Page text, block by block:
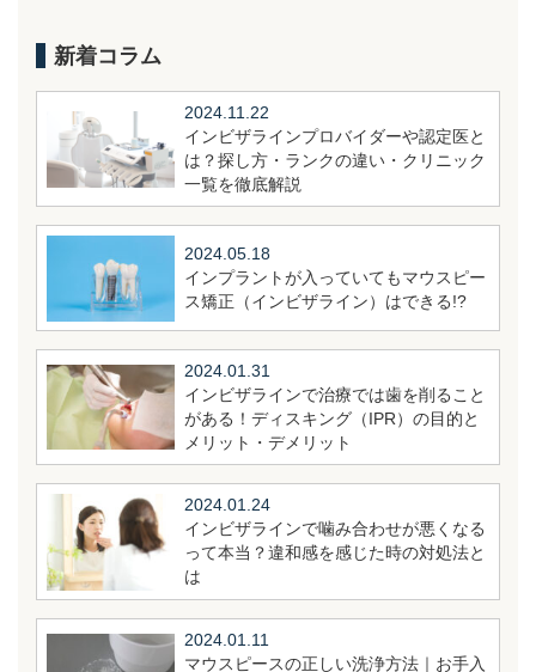
新着コラム
2024.11.22
インビザラインプロバイダーや認定医と
は？探し方・ランクの違い・クリニック
一覧を徹底解説
2024.05.18
インプラントが入っていてもマウスピー
ス矯正（インビザライン）はできる!?
2024.01.31
インビザラインで治療では歯を削ること
がある！ディスキング（IPR）の目的と
メリット・デメリット
2024.01.24
インビザラインで噛み合わせが悪くなる
って本当？違和感を感じた時の対処法と
は
2024.01.11
マウスピースの正しい洗浄方法｜お手入